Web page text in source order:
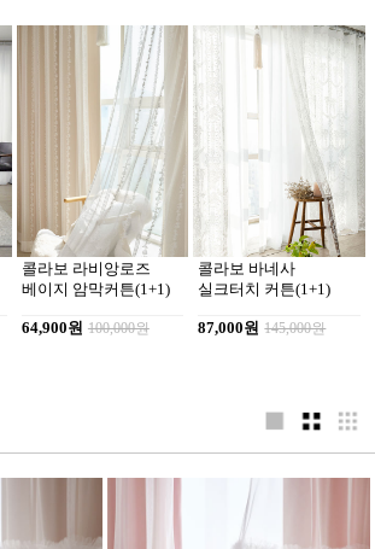
콜라보 라비앙로즈
베이지 암막커튼(1+1)
64,900원 100,000원
콜라보 바네사
실크터치 커튼(1+1)
87,000원 145,000원